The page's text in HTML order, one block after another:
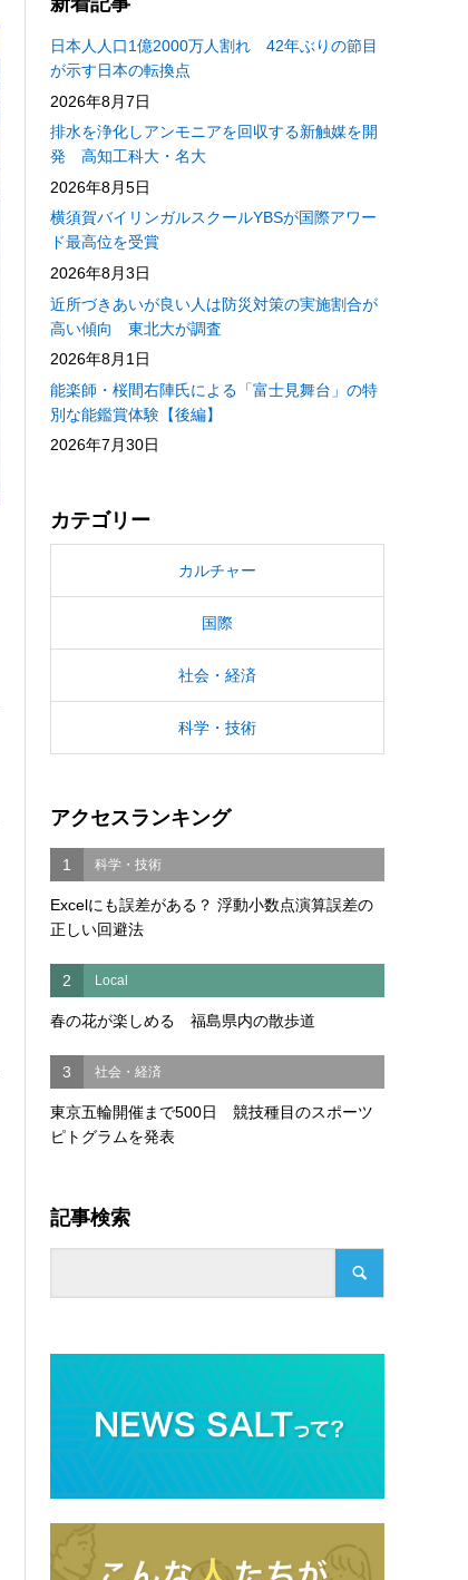
日本人人口1億2000万人割れ 42年ぶりの節目
が示す日本の転換点
2026年8月7日
排水を浄化しアンモニアを回収する新触媒を開
発 高知工科大・名大
2026年8月5日
横須賀バイリンガルスクールYBSが国際アワー
ド最高位を受賞
2026年8月3日
近所づきあいが良い人は防災対策の実施割合が
高い傾向 東北大が調査
2026年8月1日
能楽師・桜間右陣氏による「富士見舞台」の特
別な能鑑賞体験【後編】
2026年7月30日
カテゴリー
カルチャー
国際
社会・経済
科学・技術
アクセスランキング
1 科学・技術
Excelにも誤差がある？ 浮動小数点演算誤差の
正しい回避法
2 Local
春の花が楽しめる 福島県内の散歩道
3 社会・経済
東京五輪開催まで500日 競技種目のスポーツ
ピトグラムを発表
記事検索